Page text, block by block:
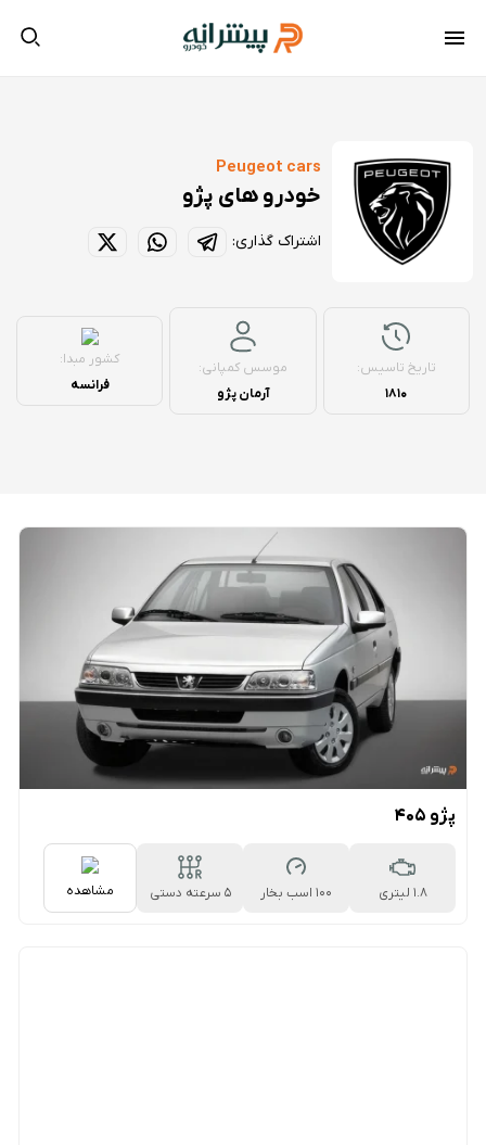
Peugeot cars
خودرو های پژو
اشتراک گذاری:
تاریخ تاسیس:
1810
موسس کمپانی:
آرمان پژو
کشور مبدا:
فرانسه
پژو 405
1.8 لیتری 100 اسب بخار 5 سرعته دستی مشاهده